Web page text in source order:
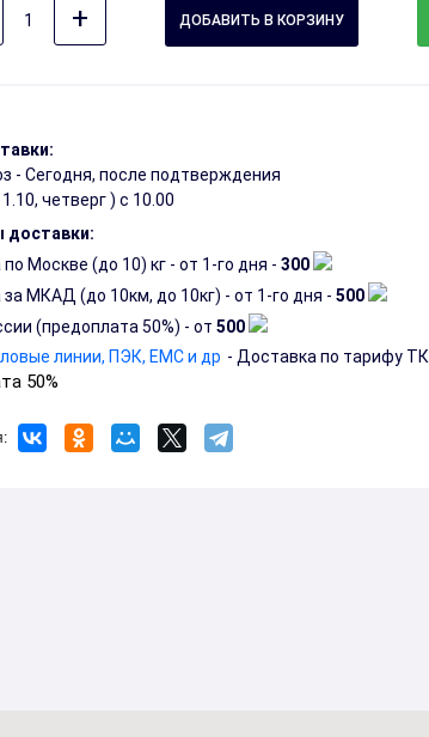
1 +
- Сегодня, после подтверждения
четверг) с 10.00
доставки:
Москве (до 10) кг - от 1-го дня - 300
МКАД (до 10км, до 10кг) - от 1-го дня - 500
(предоплата 50%) - от 500
линии, ПЭК, EMC и др
50%
- Доставка по тарифу ТК